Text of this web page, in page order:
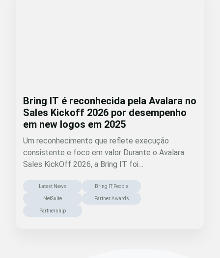
Bring IT é reconhecida pela Avalara no
Sales Kickoff 2026 por desempenho
em new logos em 2025
Um reconhecimento que reflete execução
consistente e foco em valor Durante o Avalara
Sales KickOff 2026, a Bring IT foi…
Latest News Bring IT People
NetSuite Partner Awards
Partnership